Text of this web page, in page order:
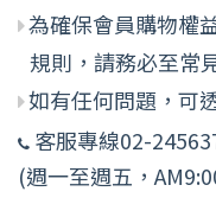
為確保會員購物權
規則，請務必至常
如有任何問題，可
客服專線02-
(週一至週五，